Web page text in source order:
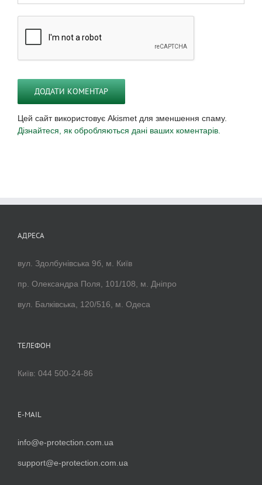
Цей сайт використовує Akismet для зменшення спаму.
Дізнайтеся, як обробляються дані ваших коментарів.
АДРЕСА
вул. Здолбунівська 9б, м. Київ
пр. Олександра Поля, 101/108, м. Дніпро
вул. Балківська, 120/516, м. Одеса
ТЕЛЕФОН
Київ: 044 500-24-86
E-MAIL
info@e-protection.com.ua
support@e-protection.com.ua